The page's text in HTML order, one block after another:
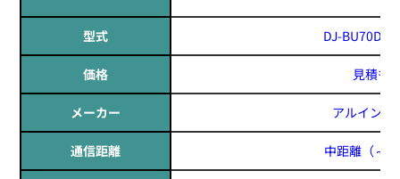
型式 DJ-BU70DE
価格 見積も
メーカー アルインコ
通信距離 中距離（～